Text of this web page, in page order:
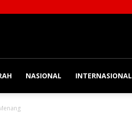
NASIONAL INTERNASIONAL